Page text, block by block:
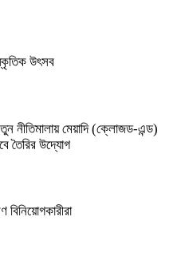
উৎসব
নীতিমালায় মেয়াদি (ক্লোজড-এন্ড)
তৈরির উদ্যোগ